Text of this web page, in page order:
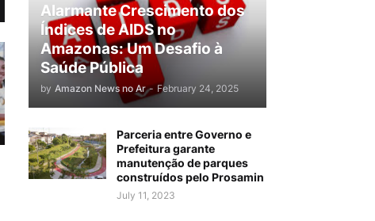
Alarmante Crescimento dos
Índices de AIDS no
Amazonas: Um Desafio à
Saúde Pública
by Amazon News no Ar - February 24, 2025
Parceria entre Governo e
Prefeitura garante
manutenção de parques
construídos pelo Prosamin
July 11, 2023